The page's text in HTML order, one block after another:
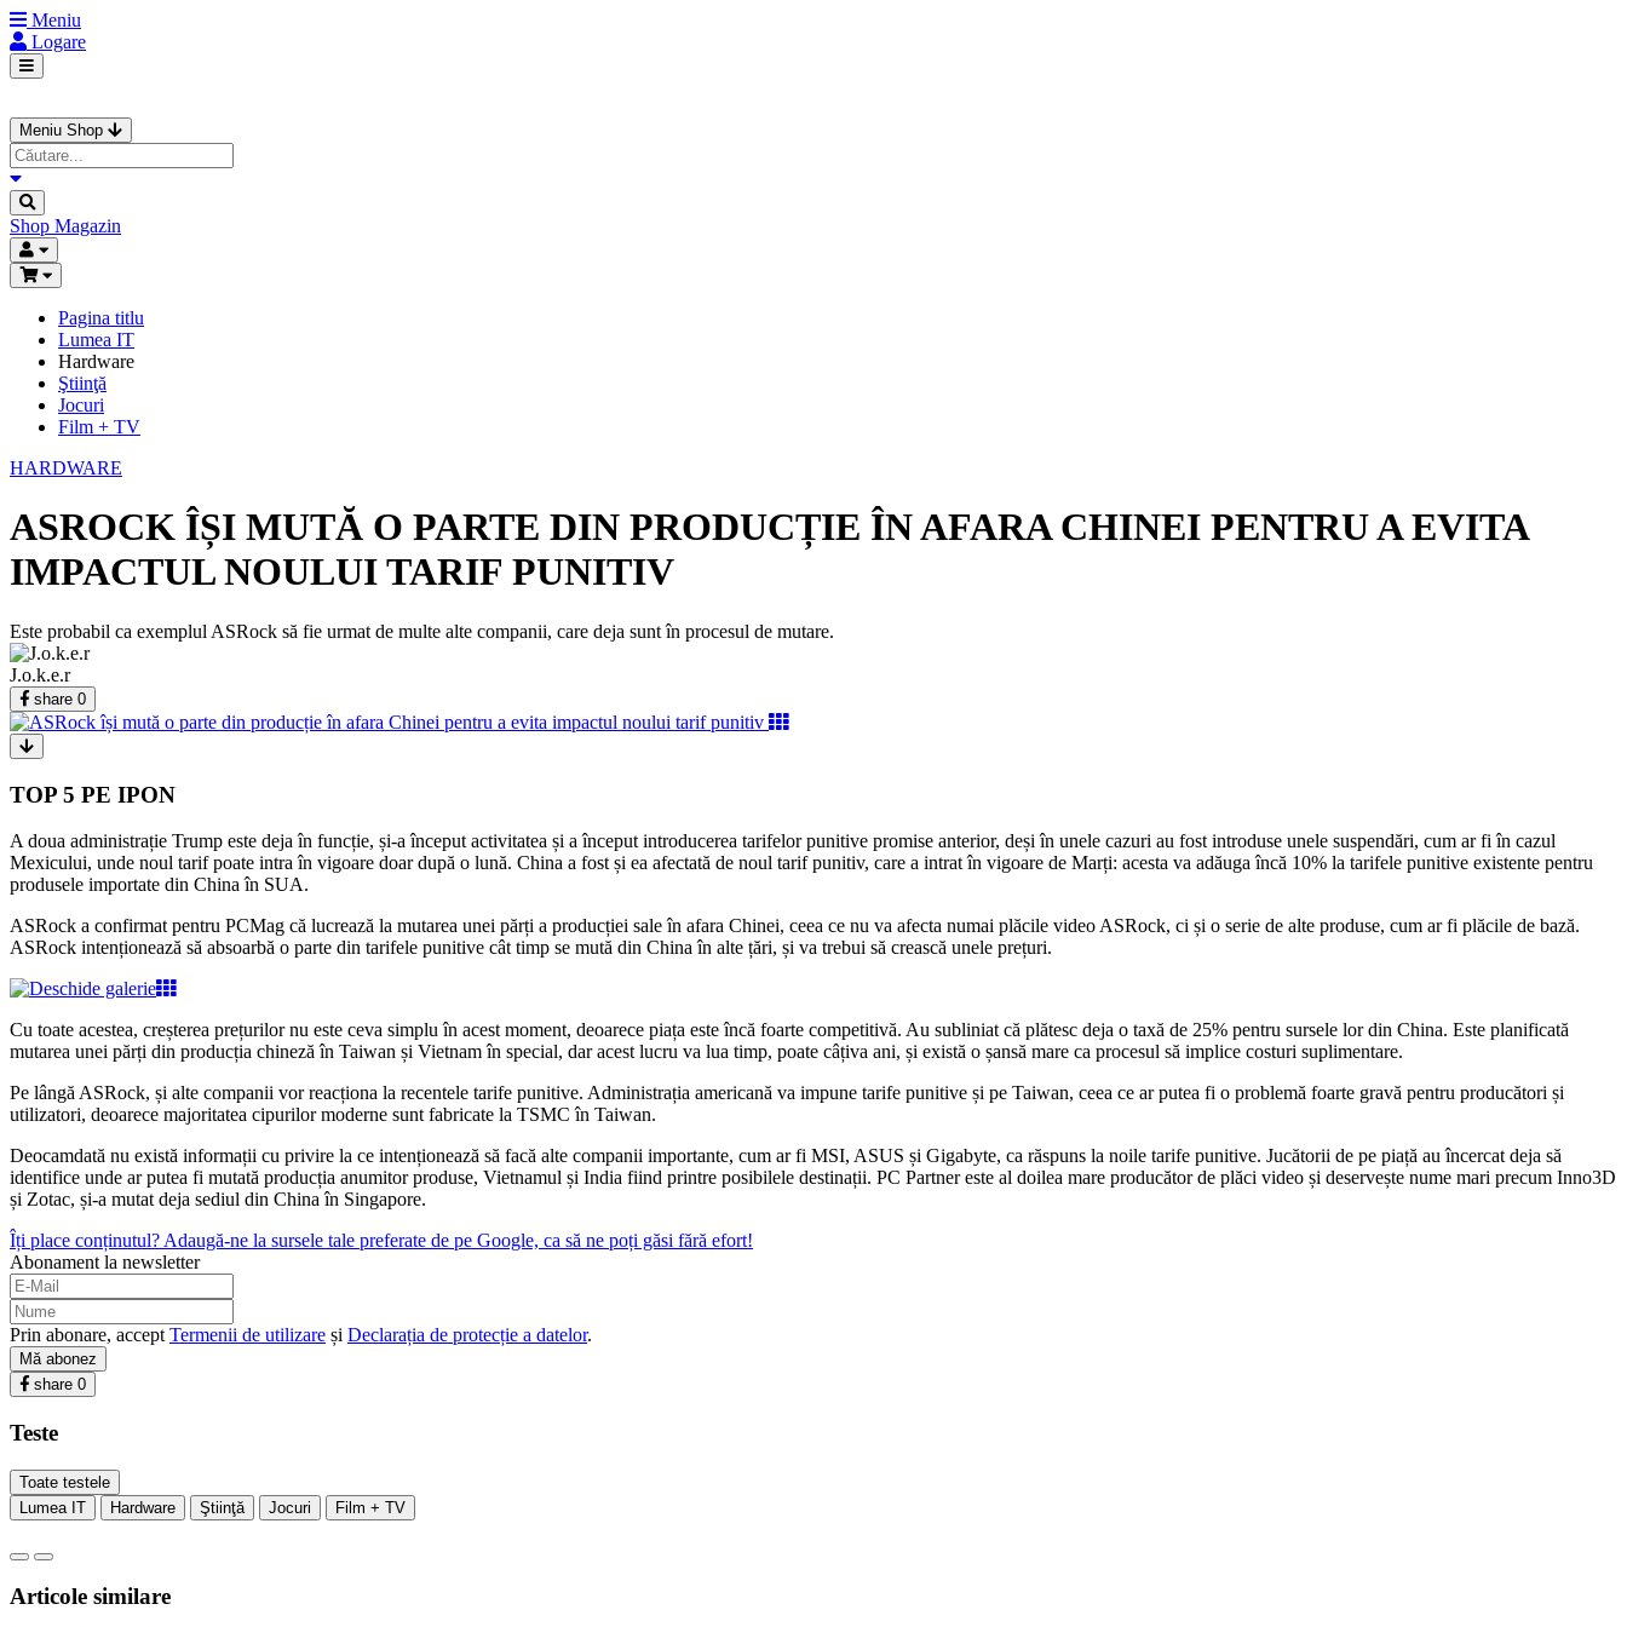
Meniu
Logare
Meniu Shop
Shop Magazin
Pagina titlu
Lumea IT
Hardware
Ştiinţă
Jocuri
Film + TV
HARDWARE
ASROCK ÎȘI MUTĂ O PARTE DIN PRODUCȚIE ÎN AFARA CHINEI PENTRU A EVITA
IMPACTUL NOULUI TARIF PUNITIV
Este probabil ca exemplul ASRock să fie urmat de multe alte companii, care deja sunt în procesul de mutare.
J.o.k.e.r
share 0
TOP 5 PE IPON
A doua administrație Trump este deja în funcție, și-a început activitatea și a început introducerea tarifelor punitive promise anterior, deși în unele cazuri au fost introduse unele suspendări, cum ar fi în cazul
Mexicului, unde noul tarif poate intra în vigoare doar după o lună. China a fost și ea afectată de noul tarif punitiv, care a intrat în vigoare de Marți: acesta va adăuga încă 10% la tarifele punitive existente pentru
produsele importate din China în SUA.
ASRock a confirmat pentru PCMag că lucrează la mutarea unei părți a producției sale în afara Chinei, ceea ce nu va afecta numai plăcile video ASRock, ci și o serie de alte produse, cum ar fi plăcile de bază.
ASRock intenționează să absoarbă o parte din tarifele punitive cât timp se mută din China în alte țări, și va trebui să crească unele prețuri.
Cu toate acestea, creșterea prețurilor nu este ceva simplu în acest moment, deoarece piața este încă foarte competitivă. Au subliniat că plătesc deja o taxă de 25% pentru sursele lor din China. Este planificată
mutarea unei părți din producția chineză în Taiwan și Vietnam în special, dar acest lucru va lua timp, poate câțiva ani, și există o șansă mare ca procesul să implice costuri suplimentare.
Pe lângă ASRock, și alte companii vor reacționa la recentele tarife punitive. Administrația americană va impune tarife punitive și pe Taiwan, ceea ce ar putea fi o problemă foarte gravă pentru producători și
utilizatori, deoarece majoritatea cipurilor moderne sunt fabricate la TSMC în Taiwan.
Deocamdată nu există informații cu privire la ce intenționează să facă alte companii importante, cum ar fi MSI, ASUS și Gigabyte, ca răspuns la noile tarife punitive. Jucătorii de pe piață au încercat deja să
identifice unde ar putea fi mutată producția anumitor produse, Vietnamul și India fiind printre posibilele destinații. PC Partner este al doilea mare producător de plăci video și deservește nume mari precum Inno3D
și Zotac, și-a mutat deja sediul din China în Singapore.
Îți place conținutul? Adaugă-ne la sursele tale preferate de pe Google, ca să ne poți găsi fără efort!
Abonament la newsletter
Prin abonare, accept Termenii de utilizare și Declarația de protecție a datelor.
Mă abonez
share 0
Teste
Toate testele
Lumea IT
Hardware Ştiinţă Jocuri Film + TV
Articole similare